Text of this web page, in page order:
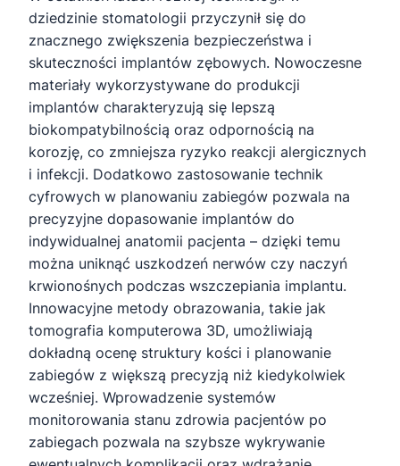
dziedzinie stomatologii przyczynił się do
znacznego zwiększenia bezpieczeństwa i
skuteczności implantów zębowych. Nowoczesne
materiały wykorzystywane do produkcji
implantów charakteryzują się lepszą
biokompatybilnością oraz odpornością na
korozję, co zmniejsza ryzyko reakcji alergicznych
i infekcji. Dodatkowo zastosowanie technik
cyfrowych w planowaniu zabiegów pozwala na
precyzyjne dopasowanie implantów do
indywidualnej anatomii pacjenta – dzięki temu
można uniknąć uszkodzeń nerwów czy naczyń
krwionośnych podczas wszczepiania implantu.
Innowacyjne metody obrazowania, takie jak
tomografia komputerowa 3D, umożliwiają
dokładną ocenę struktury kości i planowanie
zabiegów z większą precyzją niż kiedykolwiek
wcześniej. Wprowadzenie systemów
monitorowania stanu zdrowia pacjentów po
zabiegach pozwala na szybsze wykrywanie